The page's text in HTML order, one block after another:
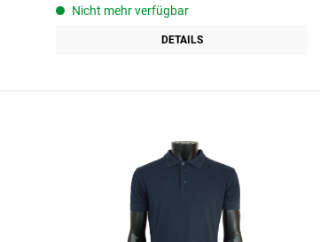
Nicht mehr verfügbar
DETAILS